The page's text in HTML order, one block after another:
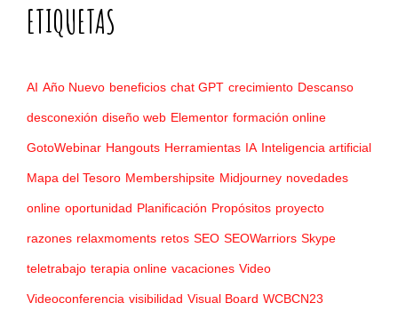
ETIQUETAS
AI Año Nuevo beneficios chat GPT crecimiento Descanso
desconexión diseño web Elementor formación online
GotoWebinar Hangouts Herramientas IA Inteligencia artificial
Mapa del Tesoro Membershipsite Midjourney novedades
online oportunidad Planificación Propósitos proyecto
razones relaxmoments retos SEO SEOWarriors Skype
teletrabajo terapia online vacaciones Video
Videoconferencia visibilidad Visual Board WCBCN23